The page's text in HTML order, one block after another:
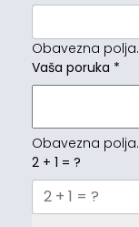
Obavezna polja.
Vaša poruka *
Obavezna polja.
2 + 1 = ?